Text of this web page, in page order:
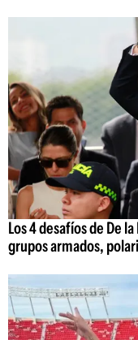
Los 4 desafíos de De
grupos armados,